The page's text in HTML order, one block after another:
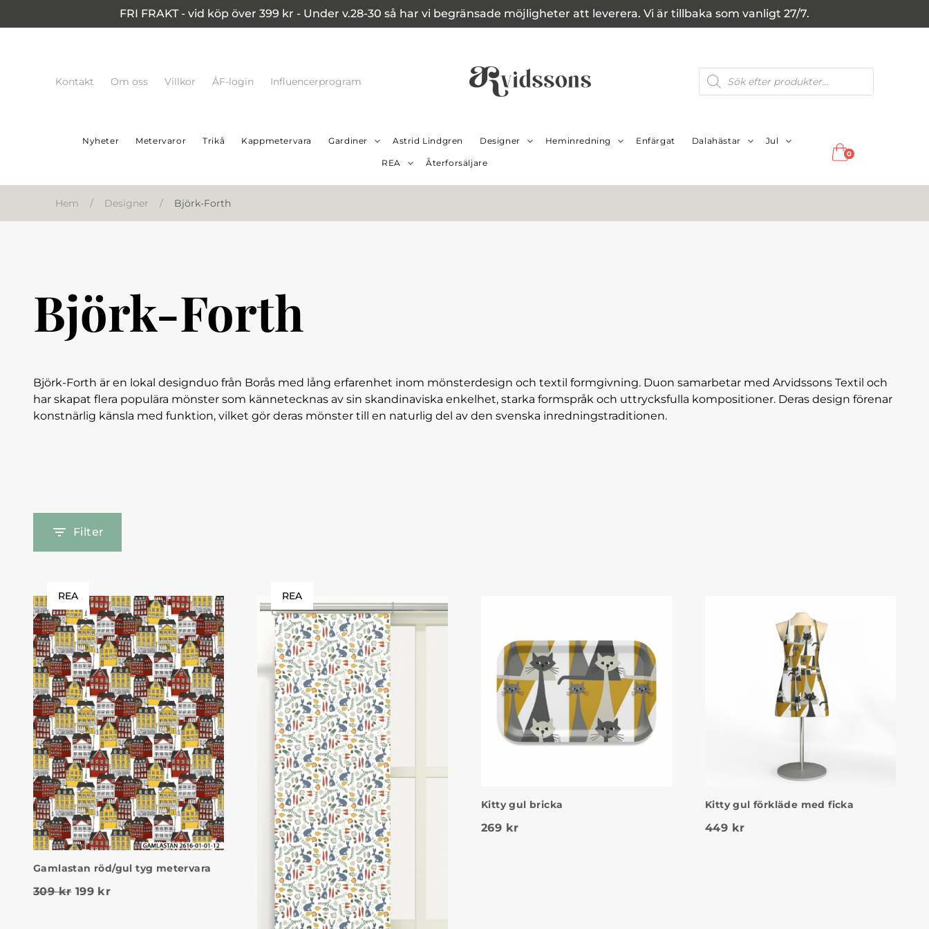
FRI FRAKT - vid köp över 399 kr - Under v.28-30 så har vi begränsade möjligheter att leverera. Vi är tillbaka som vanligt 27/7.
Kontakt Om oss Villkor ÅF-login Influencerprogram
Produktsökning
Nyheter Metervaror Trikå Kappmetervara Gardiner Astrid Lindgren Designer Heminredning Enfärgat Dalahästar Jul
REA Återforsäljare
0
Hem / Designer / Björk-Forth
Björk-Forth
Björk-Forth är en lokal designduo från Borås med lång erfarenhet inom mönsterdesign och textil formgivning. Duon samarbetar med Arvidssons Textil och
har skapat flera populära mönster som kännetecknas av sin skandinaviska enkelhet, starka formspråk och uttrycksfulla kompositioner. Deras design förenar
konstnärlig känsla med funktion, vilket gör deras mönster till en naturlig del av den svenska inredningstraditionen.
Filter
REA
Gamlastan röd/gul tyg metervara
309kr Det ursprungliga priset var: 309 kr.
199 krDet nuvarande priset är: 199 kr.
REA
Kitty gul bricka
269 kr
Kitty gul förkläde med ficka
449 kr